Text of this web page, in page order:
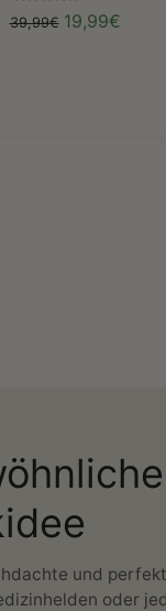
39,99€ 19,99€
und
oder